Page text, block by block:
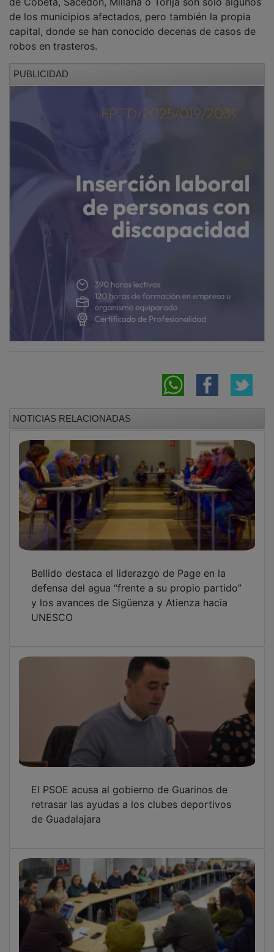
de los municipios afectados, pero también la propia
capital, donde se han conocido decenas de casos de
robos en trasteros.
defensa del agua “frente a su propio partido”
y los avances de Sigüenza y Atienza hacia
UNESCO
retrasar las ayudas a los clubes deportivos
de Guadalajara